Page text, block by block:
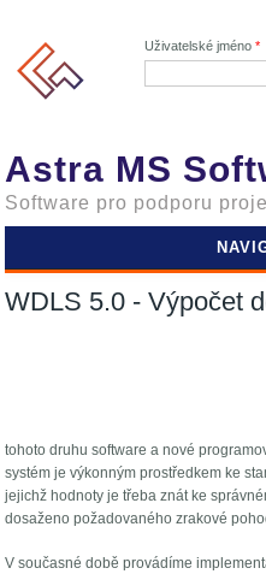
Uživatelské jméno *
Astra MS
Software pro podporu
WDLS 5.0 - Výpočet
tohoto druhu software a nové
systém je výkonným prostředkem ke
jejichž hodnoty je třeba znát ke
dosaženo požadovaného zrakové
V současné době provádíme